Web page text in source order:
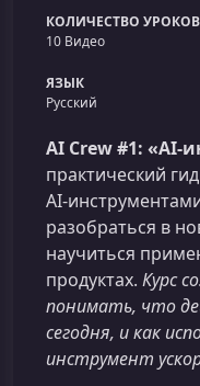
КОЛИЧЕСТВО УРОКОВ
10 Видео
ЯЗЫК
Русский
AI Crew #1: «AI-
практический
AI-
разобраться в
научиться
продуктах. Курс
понимать, что
сегодня, и как
инструмент